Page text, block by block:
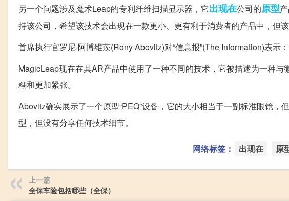
另一个问题涉及魔术Leap的专利纤维扫描显示器，它出现在公司的原型
持该公司，希望该技术会出现在一款更小、更有利于消费者的产品中，但
首席执行官罗尼·阿博维茨(Rony Abovitz)对“信息报”(The Information)表示
MagicLeap现在在其AR产品中使用了一种不同的技术，它被描述为一种
糊和更加紧张。
Abovitz确实展示了一个原型“PEQ”设备，它的大小相当于一副标准眼镜，
型，但没有分享任何技术细节。
网络标签： 出现在 原
上一篇
全保车险包括哪些（全保）